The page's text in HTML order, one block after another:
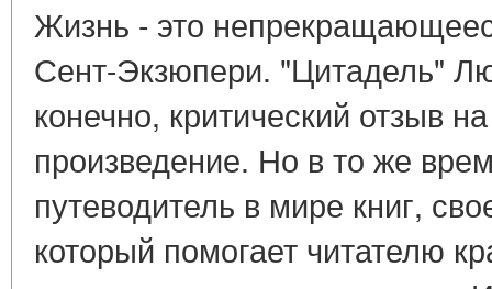
Жизнь - это
Сент-Экзюпери. "Цитадель"
конечно, критический отзыв
произведение. Но в то же
путеводитель в мире книг,
который помогает читателю